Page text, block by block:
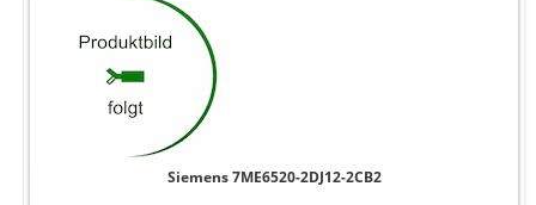
Siemens 7ME6520-2DJ12-2CB2